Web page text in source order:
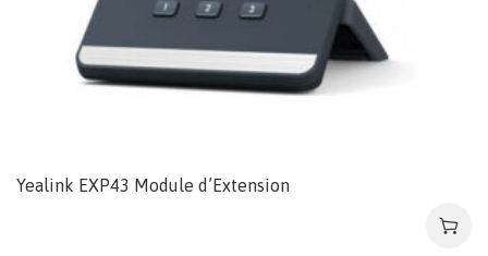
Yealink EXP43 Module d’Extension